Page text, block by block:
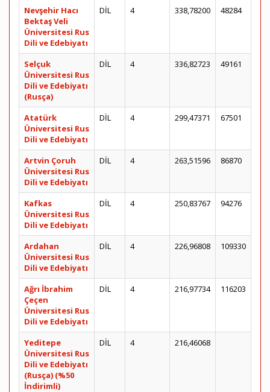
Nevşehir Hacı
Bektaş Veli
Üniversitesi Rus
Dili ve Edebiyatı
DİL 4 338,78200 48284
Selçuk
Üniversitesi Rus
Dili ve Edebiyatı
(Rusça)
DİL 4 336,82723 49161
Atatürk
Üniversitesi Rus
Dili ve Edebiyatı
DİL 4 299,47371 67501
Artvin Çoruh
Üniversitesi Rus
Dili ve Edebiyatı
DİL 4 263,51596 86870
Kafkas
Üniversitesi Rus
Dili ve Edebiyatı
DİL 4 250,83767 94276
Ardahan
Üniversitesi Rus
Dili ve Edebiyatı
DİL 4 226,96808 109330
Ağrı İbrahim
Çeçen
Üniversitesi Rus
Dili ve Edebiyatı
DİL 4 216,97734 116203
Yeditepe
Üniversitesi Rus
Dili ve Edebiyatı
(Rusça) (%50
İndirimli)
DİL 4 216,46068